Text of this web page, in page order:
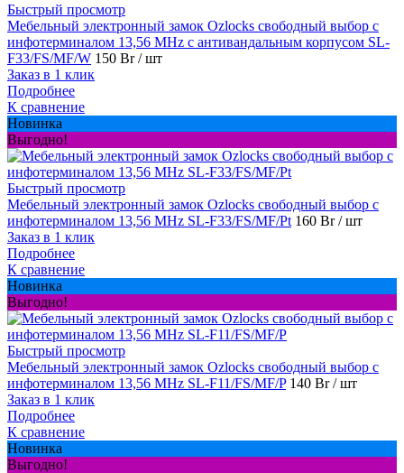
Быстрый просмотр
Мебельный электронный замок Ozlocks свободный выбор с
инфотерминалом 13,56 MHz с антивандальным корпусом SL-
F33/FS/MF/W 150 Br/ шт
Заказ в 1 клик
Подробнее
К сравнение
Новинка
Выгодно!
Быстрый просмотр
Мебельный электронный замок Ozlocks свободный выбор с
инфотерминалом 13,56 MHz SL-F33/FS/MF/Pt 160 Br/ шт
Заказ в 1 клик
Подробнее
К сравнение
Новинка
Выгодно!
Быстрый просмотр
Мебельный электронный замок Ozlocks свободный выбор с
инфотерминалом 13,56 MHz SL-F11/FS/MF/P 140 Br/ шт
Заказ в 1 клик
Подробнее
К сравнение
Новинка
Выгодно!